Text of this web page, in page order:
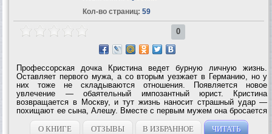
Кол-во страниц: 59
0
Профессорская дочка Кристина ведет бурную личную жизнь.
Оставляет первого мужа, а со вторым уезжает в Германию, но у
них тоже не складываются отношения. Появляется новое
увлечение — обаятельный импозантный юрист. Кристина
возвращается в Москву, и тут жизнь наносит страшный удар —
похищают ее сына, Алешу. Вместе с первым мужем она бросается
на поиски...
О КНИГЕ
ОТЗЫВЫ В ИЗБРАННОЕ ЧИТАТЬ